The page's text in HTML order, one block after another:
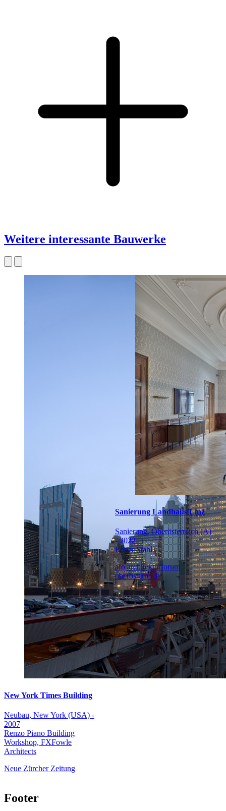
Weitere interessante Bauwerke
New York Times Building
Neubau, New York (USA) -
2007
Renzo Piano Building
Workshop, FXFowle
Architects
Neue Zürcher Zeitung
Sanierung Landhaus Linz
Sanierung, Oberösterreich (A)
- 2022
Bauer Stahl
afo architekturforum
oberösterreich
Footer